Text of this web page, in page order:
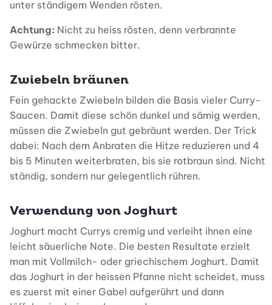
unter ständigem Wenden rösten.
Achtung: Nicht zu heiss rösten, denn verbrannte
Gewürze schmecken bitter.
Zwiebeln bräunen
Fein gehackte Zwiebeln bilden die Basis vieler Curry-
Saucen. Damit diese schön dunkel und sämig werden,
müssen die Zwiebeln gut gebräunt werden. Der Trick
dabei: Nach dem Anbraten die Hitze reduzieren und 4
bis 5 Minuten weiterbraten, bis sie rotbraun sind. Nicht
ständig, sondern nur gelegentlich rühren.
Verwendung von Joghurt
Joghurt macht Currys cremig und verleiht ihnen eine
leicht säuerliche Note. Die besten Resultate erzielt
man mit Vollmilch- oder griechischem Joghurt. Damit
das Joghurt in der heissen Pfanne nicht scheidet, muss
es zuerst mit einer Gabel aufgerührt und dann